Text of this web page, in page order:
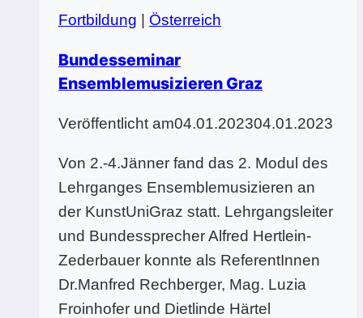
Fortbildung Österreich
Bundesseminar
Ensemblemusizieren Graz
Veröffentlicht am04.01.202304.01.2023
Von 2.-4.Jänner fand das 2. Modul des
Lehrganges Ensemblemusizieren an
der KunstUniGraz statt. Lehrgangsleiter
und Bundessprecher Alfred Hertlein-
Zederbauer konnte als ReferentInnen
Dr.Manfred Rechberger, Mag. Luzia
Froinhofer und Dietlinde Härtel